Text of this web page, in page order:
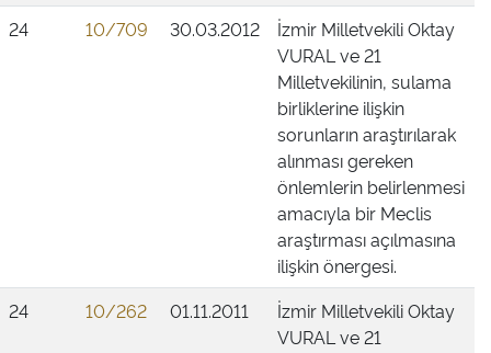
24
10/709 30.03.2012
İzmir Milletvekili Oktay
VURAL ve 21
Milletvekilinin, sulama
birliklerine ilişkin
sorunların araştırılarak
alınması gereken
önlemlerin belirlenmesi
amacıyla bir Meclis
araştırması açılmasına
ilişkin önergesi.
24
10/262 01.11.2011
İzmir Milletvekili Oktay
VURAL ve 21